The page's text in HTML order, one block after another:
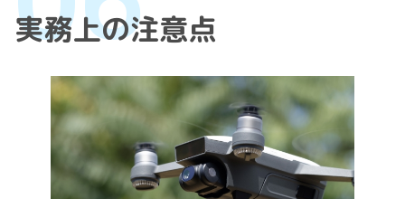
実務上の注意点